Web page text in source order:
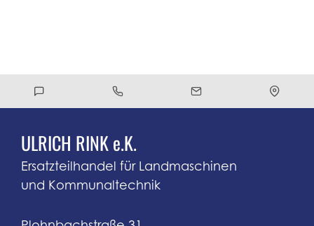
ULRICH RINK e.K.
Ersatzteilhandel für Landmaschinen
und Kommunaltechnik